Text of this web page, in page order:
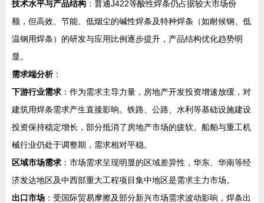
技术水平与产品结构 ：普通J422等酸性焊条仍占据较大市场份
额，但高效、节能、低烟尘的碱性焊条及特种焊条（如耐候钢、低
温钢用焊条）的研发与应用比例逐步提升，产品结构优化趋势明
显。
需求端分析：
下游行业需求 ：作为需求主导力量，房地产开发投资增速放缓，对
建筑用焊条需求产生直接影响。铁路、公路、水利等基础设施建设
投资保持稳定增长，部分抵消了房地产市场的疲软。船舶与重工机
械行业仍处于调整期，需求相对平稳。
区域市场需求 ：市场需求呈现明显的区域差异性，华东、华南等经
济发达地区及中西部重大工程项目集中地区是需求主力市场。
出口市场 ：受国际贸易摩擦及部分新兴市场需求波动影响，焊条出